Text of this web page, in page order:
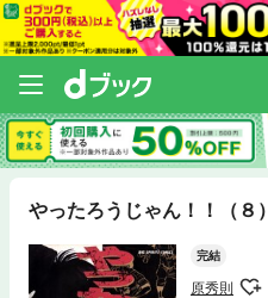
やったろうじゃん！！（８）
完結
原秀則